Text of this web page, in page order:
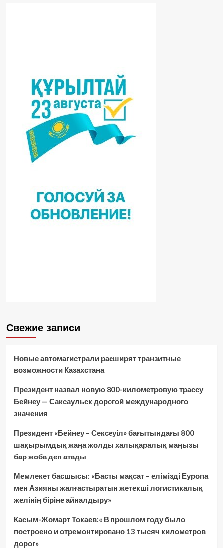
Свежие записи
Новые автомагистрали расширят транзитные
возможности Казахстана
Президент назвал новую 800-километровую трассу
Бейнеу — Саксаульск дорогой международного
значения
Президент «Бейнеу – Сексеуіл» бағытындағы 800
шақырымдық жаңа жолды халықаралық маңызы
бар жоба деп атады
Мемлекет басшысы: «Басты мақсат – елімізді Еуропа
мен Азияны жалғастыратын жетекші логистикалық
желінің біріне айналдыру»
Касым-Жомарт Токаев:« В прошлом году было
построено и отремонтировано 13 тысяч километров
дорог»